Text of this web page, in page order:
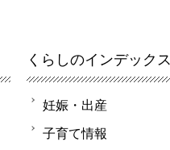
くらしのインデックス
妊娠・出産
子育て情報